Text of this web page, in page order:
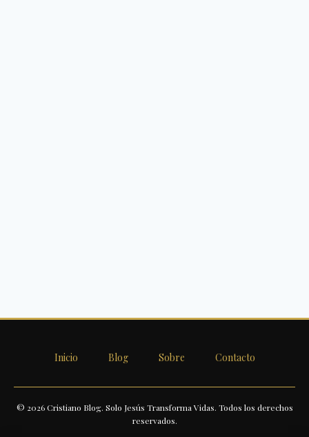
Inicio Blog Sobre Contacto
© 2026 Cristiano Blog. Solo Jesús Transforma Vidas. Todos los derechos
reservados.